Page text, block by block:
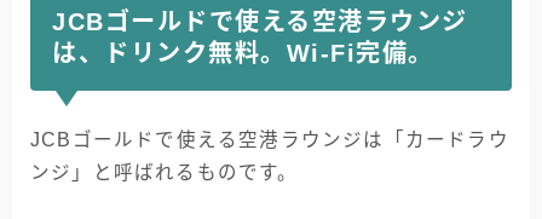
JCBゴールドで使える空港ラウンジ
は、ドリンク無料。Wi-Fi完備。
JCBゴールドで使える空港ラウンジは「カードラウ
ンジ」と呼ばれるものです。